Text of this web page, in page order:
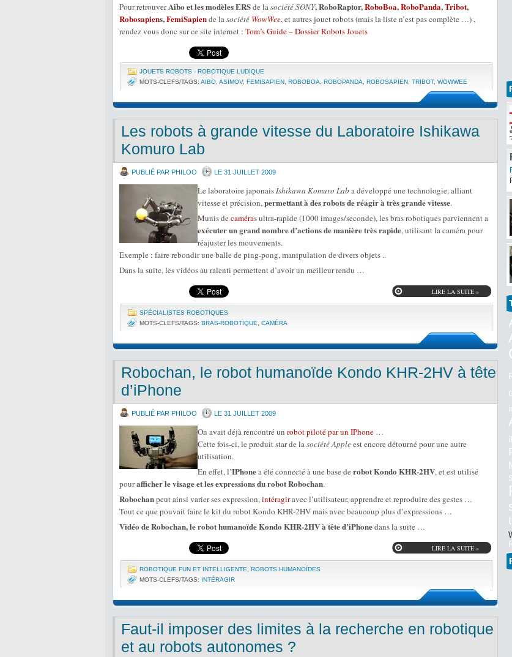
Pour retrouverAibo et les modèles ERSde lasociété SONY, RoboRaptor,RoboBoa,RoboPanda,Tribot,
Robosapiens,FemiSapiende lasociété WowWee, et autres jouet robots (mais la liste n’est pas complète …) ,
rendez vous donc sur ce site internet : Tom’s Guide – Dossier Robots Jouets
JOUETS ROBOTS - ROBOTIQUE LUDIQUE
MOTS-CLEFS/TAGS: AIBO ASIMOV, FEMISAPIEN ROBOBOA ROBOPANDA ROBOSAPIEN TRIBOT, WOWWEE
Les robots à grande vitesse du Laboratoire Ishikawa
Komuro Lab
PUBLIÉ PAR PHILOO LE 31 JUILLET 2009
Le laboratoire japonaisIshikawa Komuro Lab a développé une technologie, alliant
vitesse et précision,permettant à des robots de réagir à très grande vitesse.
Munis de caméras ultra-rapide (1000 images/seconde), les bras robotiques parviennent a
exécuter un grand nombre d’actions de manière très rapide, utilisant la caméra pour
réajuster les mouvements.
Exemple : faire rebondir une balle de ping-pong, manipulation de divers objets ..
Dans la suite, les vidéos au ralenti permettent d’avoir un meilleur rendu …
LIRE LA SUITE »
SPÉCIALISTES ROBOTIQUES
MOTS-CLEFS/TAGS: BRAS-ROBOTIQUE CAMÉRA
Robochan, le robot humanoïde Kondo KHR-2HV à tête
d’iPhone
PUBLIÉ PAR PHILOO LE 31 JUILLET 2009
On avait déjà rencontré un robot piloté par un IPhone …
Cette fois-ci, le produit star de lasociété Appleest encore détourné pour une autre
utilisation.
En effet, l’IPhonea été connecté à une base de robot Kondo KHR-2HV, et est utilisé
pourafficher le visage et les expressions du robot Robochan.
Robochanpeut ainsi varier ses expression,intéragiravec l’utilisateur, apprendre et reproduire des gestes …
Tout ce que pouvait faire le kit du robot Kondo KHR-2HV mais avec beaucoup plus d’expressions …
Vidéo de Robochan, le robot humanoïde Kondo KHR-2HV à tête d’iPhonedans la suite …
LIRE LA SUITE »
ROBOTIQUE FUN ET INTELLIGENTE
ROBOTS HUMANOÏDES
MOTS-CLEFS/TAGS: INTÉRAGIR
Faut-il imposer des limites à la recherche en robotique
et au robots autonomes ?